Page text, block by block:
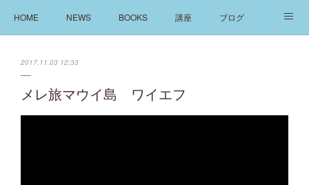
HOME NEWS BOOKS 講座 ブログ
2017.11.03 12:33
メレ旅マウイ島 ワイエフ